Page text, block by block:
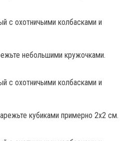
небольшими кружочками.
кубиками примерно 2х2 см.